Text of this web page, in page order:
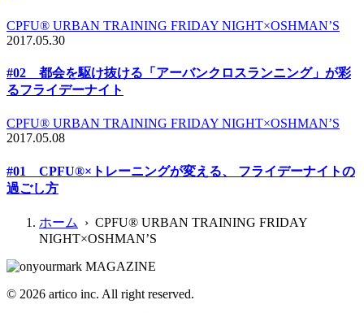
CPFU® URBAN TRAINING FRIDAY NIGHT×OSHMAN’S
2017.05.30
#02 都会を駆け抜ける「アーバンクロスランニング」が彩
るフライデーナイト
CPFU® URBAN TRAINING FRIDAY NIGHT×OSHMAN’S
2017.05.08
#01 CPFU®×トレーニングが変える、 フライデーナイトの
過ごし方
ホーム
› CPFU® URBAN TRAINING FRIDAY
NIGHT×OSHMAN’S
© 2026 artico inc. All right reserved.